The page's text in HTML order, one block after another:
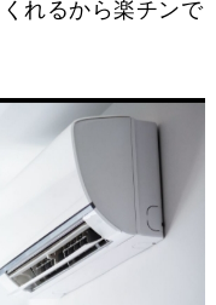
れるから楽チンで